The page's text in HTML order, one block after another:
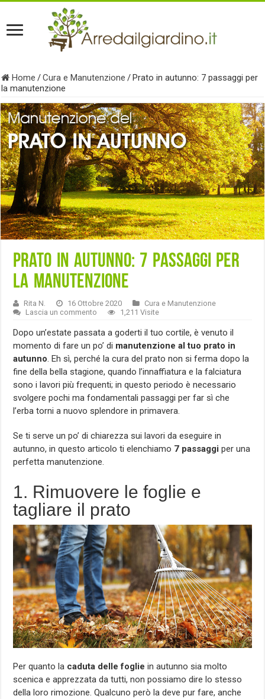
Home /Cura e Manutenzione /Prato in autunno: 7 passaggi per
la manutenzione
Prato in autunno: 7 passaggi per
la manutenzione
Rita N. 16 Ottobre 2020
Cura e Manutenzione
Lascia un commento
1,211 Visite
Dopo un’estate passata a goderti il tuo cortile, è venuto il
momento di fare un po’ di manutenzione al tuo prato in
autunno. Eh sì, perché la cura del prato non si ferma dopo la
fine della bella stagione, quando l’innaffiatura e la falciatura
sono i lavori più frequenti; in questo periodo è necessario
svolgere pochi ma fondamentali passaggi per far sì che
l’erba torni a nuovo splendore in primavera.
Se ti serve un po’ di chiarezza sui lavori da eseguire in
autunno, in questo articolo ti elenchiamo 7 passaggi per una
perfetta manutenzione.
1. Rimuovere le foglie e
tagliare il prato
Per quanto la caduta delle foglie in autunno sia molto
scenica e apprezzata da tutti, non possiamo dire lo stesso
della loro rimozione. Qualcuno però la deve pur fare, anche